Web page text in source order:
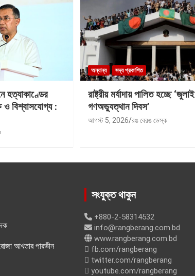
হত্যাকাণ্ডের
ও বিশ্বাসযোগ্য :
অন্যান্য সদ্য প্রকাশিত
রাষ্ট্রীয় মর্যাদায় পালিত হচ্ছে ‘জুলাই
গণঅভ্যুত্থান দিবস’
আগস্ট 5, 2026 রঙ বেরঙ ডেস্ক
আখতার পারভীন
সংযুক্ত থাকুন
+880-2-58314532
info@rangberang.com.bd
www.rangberang.com.bd
fb.com/rangberang
twitter.com/rangberang
youtube.com/rangberang